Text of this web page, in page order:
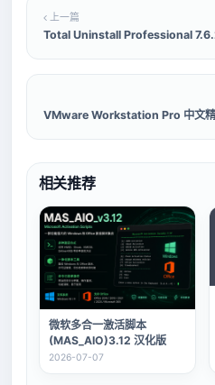
上一篇
相关推荐
微软多合一激活脚本
(MAS_AIO)3.12 汉化版
2026-07-07